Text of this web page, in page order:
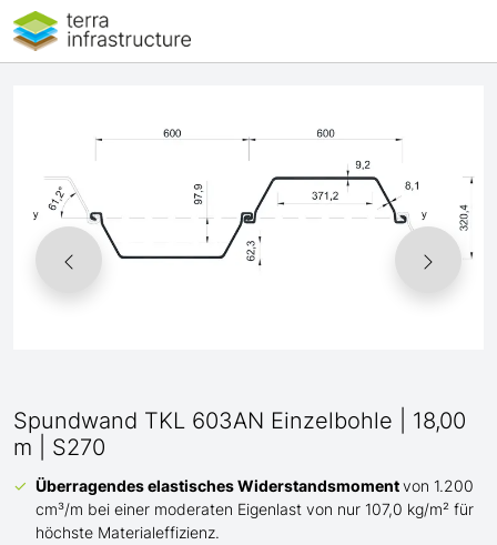
Spundwand TKL 603AN Einzelbohle | 18,00
m | S270
Überragendes elastisches Widerstandsmomentvon 1.200
cm³/m bei einer moderaten Eigenlast von nur 107,0 kg/m² für
höchste Materialeffizienz.